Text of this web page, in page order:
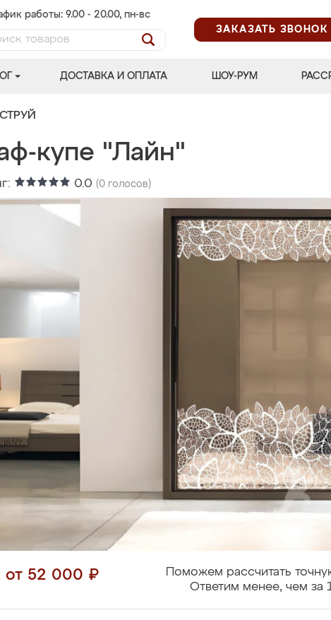
работы: 9.00 - 20.00, пн-вс
ЗАКАЗАТЬ ЗВОНОК
ДОСТАВКА И ОПЛАТА ШОУ-РУМ
купе "Лайн"
0.0 (0 голосов)
от 52 000 ₽
Поможем рассчитать
Ответим менее, чем за